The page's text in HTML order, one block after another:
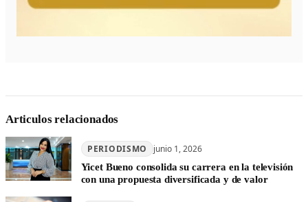
Articulos relacionados
PERIODISMO junio 1, 2026
Yicet Bueno consolida su carrera en la televisión
con una propuesta diversificada y de valor